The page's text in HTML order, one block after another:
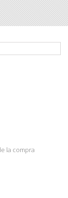
la compra